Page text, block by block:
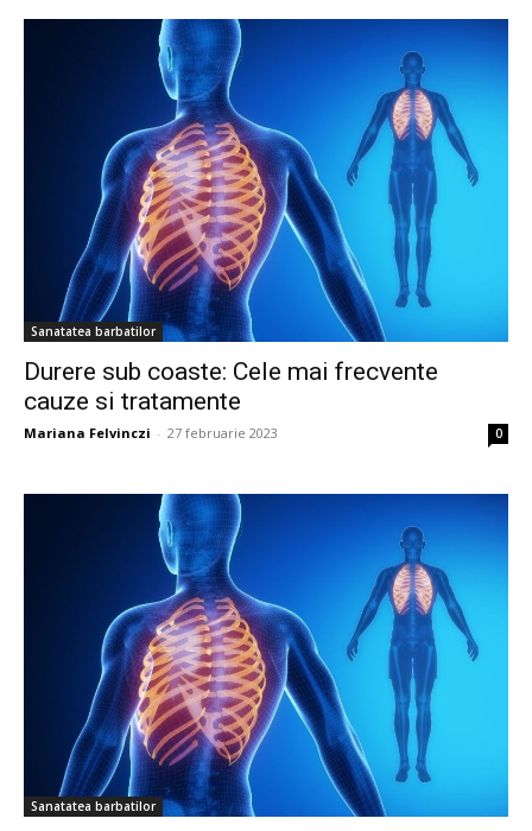
Sanatatea barbatilor
Durere sub coaste: Cele mai frecvente
cauze si tratamente
Mariana Felvinczi - 27 februarie 2023 0
Sanatatea barbatilor